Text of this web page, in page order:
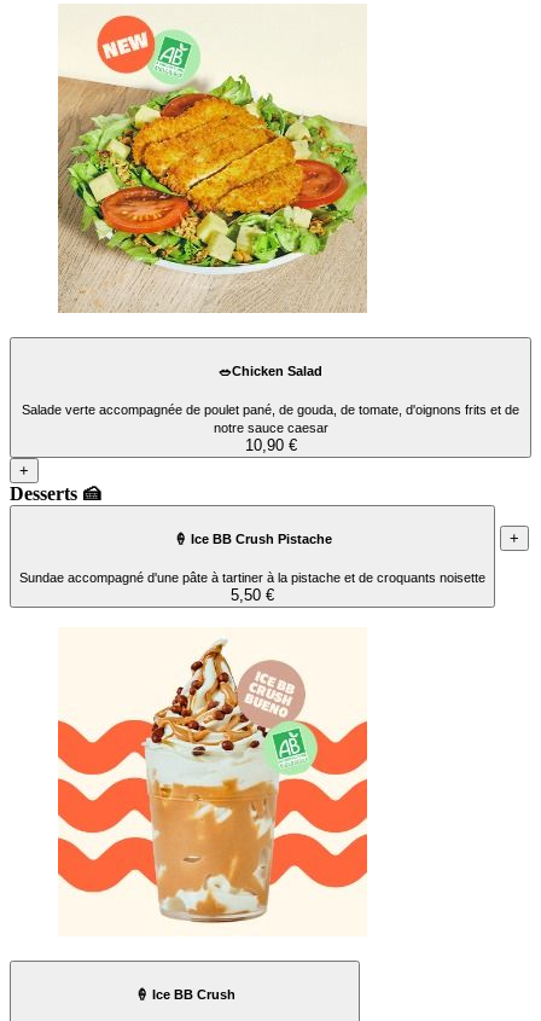
🥗Chicken Salad
Salade verte accompagnée de poulet pané, de gouda, de tomate, d'oignons frits et de
notre sauce caesar
10,90 €
+
Desserts 🍰
🍦 Ice BB Crush Pistache
Sundae accompagné d'une pâte à tartiner à la pistache et de croquants noisette
5,50 €
+
🍦 Ice BB Crush